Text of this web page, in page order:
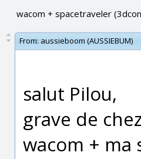
wacom + spacetraveler
From: aussieboom (AUSSIEBUM)
salut Pilou,
grave de
wacom + ma